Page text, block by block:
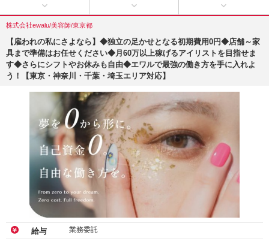
株式会社ewalu/美容師/東京都
【雇われの私にさよなら】◆独立の足かせとなる初期費用0円◆店舗～家
具まで準備はお任せください◆月60万以上稼げるアイリストを目指せま
す◆さらにシフトやお休みも自由◆エワルで最強の働き方を手に入れよ
う！【東京・神奈川・千葉・埼玉エリア対応】
給与 業務委託